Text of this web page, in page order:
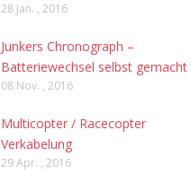
28 Jan. , 2016
Junkers Chronograph –
Batteriewechsel selbst gemacht
08 Nov. , 2016
Multicopter / Racecopter
Verkabelung
29 Apr. , 2016